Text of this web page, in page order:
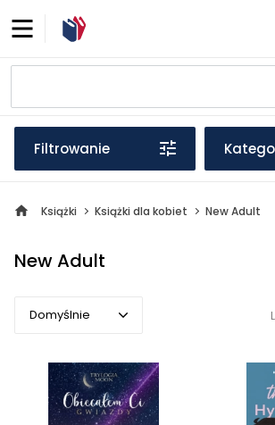
Filtrowanie
Książki Książki dla kobiet New Adult
New Adult
Domyślnie
Domyślnie
Popularne